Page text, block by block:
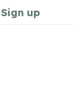
Sign up